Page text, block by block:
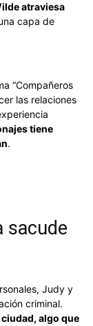
atraviesa
capa de
“Compañeros
las relaciones
tiene
.
sacude
Judy y
criminal.
algo que